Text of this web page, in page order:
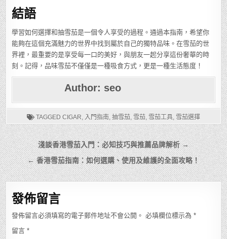
結語
學習如何選擇和抽雪茄是一個令人享受的過程。通過本指南，希望你
能夠在這個充滿魅力的世界中找到屬於自己的獨特品味。在雪茄的世
界裡，最重要的是享受每一口的美好，與朋友一起分享這份奢華的時
刻。記得，品味雪茄不僅僅是一種吸食方式，更是一種生活態度！
Author: seo
TAGGED CIGAR, 入門指南, 抽雪茄, 雪茄, 雪茄工具, 雪茄選擇
文
章
導
覽
淺談香港雪茄入門：必知技巧與推薦品牌解析 →
← 香港雪茄指南：如何選購、使用及維護的全面攻略！
發佈留言
發佈留言必須填寫的電子郵件地址不會公開。 必填欄位標示為*
留言*